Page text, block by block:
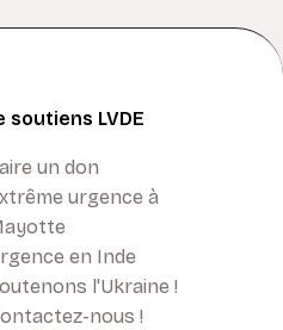
soutiens LVDE
un don
urgence à
en Inde
l'Ukraine !
nous !